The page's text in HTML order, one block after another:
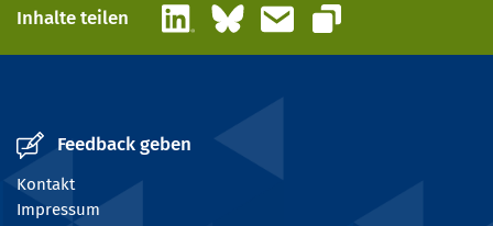
Inhalte teilen LinkedInBlueskyE-Mail
Link kopieren
Feedback geben
Kontakt
Impressum